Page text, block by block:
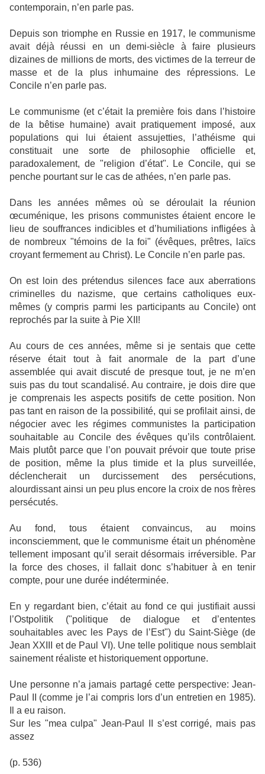
contemporain, n’en parle pas.
Depuis son triomphe en Russie en 1917, le communisme
avait déjà réussi en un demi-siècle à faire plusieurs
dizaines de millions de morts, des victimes de la terreur de
masse et de la plus inhumaine des répressions. Le
Concile n’en parle pas.
Le communisme (et c’était la première fois dans l’histoire
de la bêtise humaine) avait pratiquement imposé, aux
populations qui lui étaient assujetties, l’athéisme qui
constituait une sorte de philosophie officielle et,
paradoxalement, de "religion d’état". Le Concile, qui se
penche pourtant sur le cas de athées, n’en parle pas.
Dans les années mêmes où se déroulait la réunion
œcuménique, les prisons communistes étaient encore le
lieu de souffrances indicibles et d’humiliations infligées à
de nombreux "témoins de la foi" (évêques, prêtres, laïcs
croyant fermement au Christ). Le Concile n’en parle pas.
On est loin des prétendus silences face aux aberrations
criminelles du nazisme, que certains catholiques eux-
mêmes (y compris parmi les participants au Concile) ont
reprochés par la suite à Pie XII!
Au cours de ces années, même si je sentais que cette
réserve était tout à fait anormale de la part d’une
assemblée qui avait discuté de presque tout, je ne m’en
suis pas du tout scandalisé. Au contraire, je dois dire que
je comprenais les aspects positifs de cette position. Non
pas tant en raison de la possibilité, qui se profilait ainsi, de
négocier avec les régimes communistes la participation
souhaitable au Concile des évêques qu’ils contrôlaient.
Mais plutôt parce que l’on pouvait prévoir que toute prise
de position, même la plus timide et la plus surveillée,
déclencherait un durcissement des persécutions,
alourdissant ainsi un peu plus encore la croix de nos frères
persécutés.
Au fond, tous étaient convaincus, au moins
inconsciemment, que le communisme était un phénomène
tellement imposant qu’il serait désormais irréversible. Par
la force des choses, il fallait donc s’habituer à en tenir
compte, pour une durée indéterminée.
En y regardant bien, c’était au fond ce qui justifiait aussi
l’Ostpolitik ("politique de dialogue et d’ententes
souhaitables avec les Pays de l’Est") du Saint-Siège (de
Jean XXIII et de Paul VI). Une telle politique nous semblait
sainement réaliste et historiquement opportune.
Une personne n’a jamais partagé cette perspective: Jean-
Paul II (comme je l’ai compris lors d’un entretien en 1985).
Il a eu raison.
Sur les "mea culpa" Jean-Paul II s’est corrigé, mais pas
assez
(p. 536)